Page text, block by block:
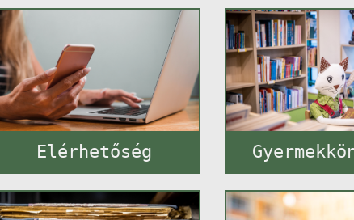
Elérhetőség